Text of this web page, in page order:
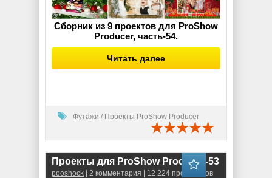
Сборник из 9 проектов для ProShow
Producer, часть-54.
Читать далее
Футажи / Проекты ProShow Producer
Проекты для ProShow Producer-53
pooshock | 2 комментария | 12 224 просмотров